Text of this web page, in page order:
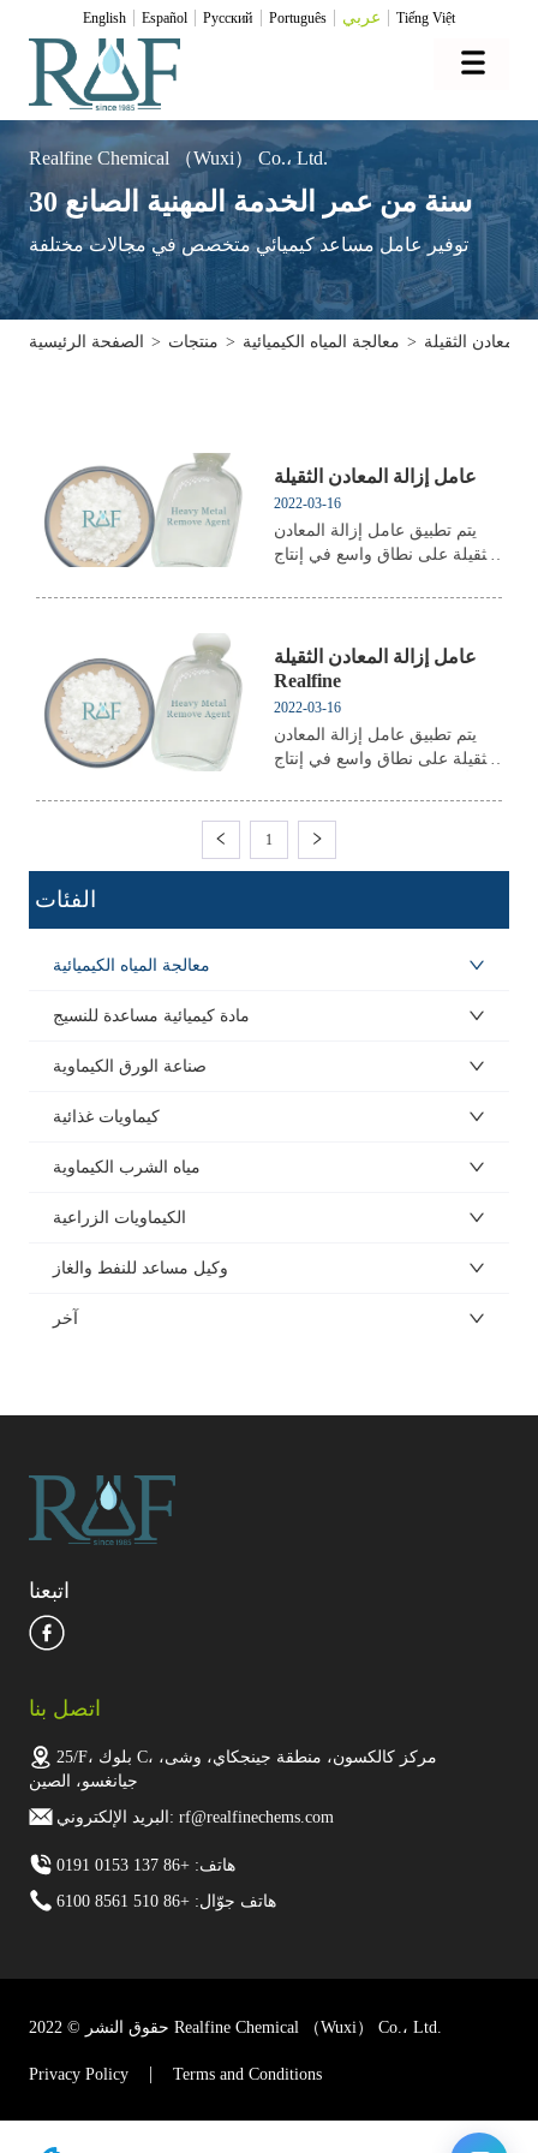
English Español Pусский Português عربي Tiếng Việt
Realfine Chemical （Wuxi） Co.، Ltd.
30 سنة من عمر الخدمة المهنية الصانع
توفير عامل مساعد كيميائي متخصص في مجالات مختلفة
الصفحة الرئيسية > منتجات > معالجة المياه الكيميائية > المعادن الثقيلة
عامل إزالة المعادن الثقيلة
2022-03-16
يتم تطبيق عامل إزالة المعادن
الثقيلة على نطاق واسع في إنتاج
الصناعية ومعالجة مياه الصرف
عامل إزالة المعادن الثقيلة
Realfine
2022-03-16
يتم تطبيق عامل إزالة المعادن
الثقيلة على نطاق واسع في إنتاج
الصناعية ومعالجة مياه الصرف
1
ㅤ الفئات
معالجة المياه الكيميائية
مادة كيميائية مساعدة للنسيج
صناعة الورق الكيماوية
كيماويات غذائية
مياه الشرب الكيماوية
الكيماويات الزراعية
وكيل مساعد للنفط والغاز
آخر
اتبعنا
اتصل بنا
25/F، بلوك C، مركز كالكسون، منطقة جينجكاي، وشى،
جيانغسو، الصين
البريد الإلكتروني: rf@realfinechems.com
هاتف: +86 137 0153 0191
هاتف جوّال: +86 510 8561 6100
حقوق النشر © 2022 Realfine Chemical （Wuxi） Co.، Ltd.
Privacy Policy Terms and Conditions